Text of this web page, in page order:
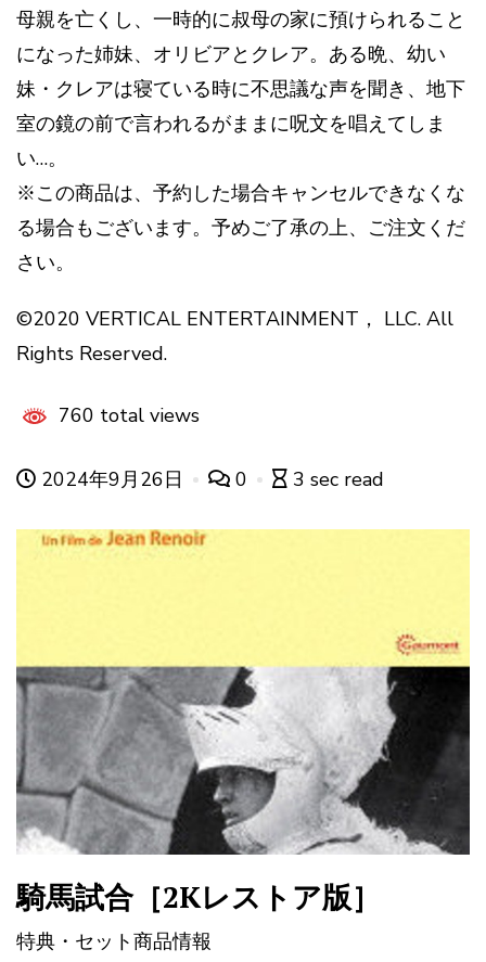
母親を亡くし、一時的に叔母の家に預けられること
になった姉妹、オリビアとクレア。ある晩、幼い
妹・クレアは寝ている時に不思議な声を聞き、地下
室の鏡の前で言われるがままに呪文を唱えてしま
い…。
※この商品は、予約した場合キャンセルできなくな
る場合もございます。予めご了承の上、ご注文くだ
さい。
©2020 VERTICAL ENTERTAINMENT， LLC. All
Rights Reserved.
760 total views
2024年9月26日 0 3 sec read
騎馬試合［2Kレストア版］
特典・セット商品情報